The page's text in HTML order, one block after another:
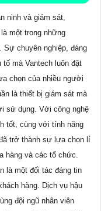
ninh và giám sát,
một trong những
Sự chuyên nghiệp, đáng
mà Vantech luôn đặt
chọn của nhiều người
là thiết bị giám sát mà
sử dụng. Với công nghệ
tốt, cùng với tính năng
trở thành sự lựa chọn lí
hàng và các tổ chức.
là một đối tác đáng tin
hàng. Dịch vụ hậu
đội ngũ nhân viên